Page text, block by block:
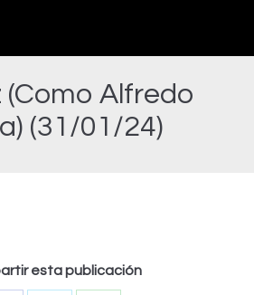
(Como Alfredo
(31/01/24)
esta publicación